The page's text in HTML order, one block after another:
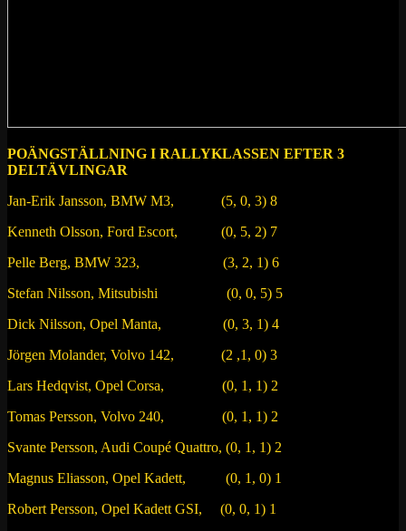
POÄNGSTÄLLNING I RALLYKLASSEN EFTER 3
DELTÄVLINGAR
Jan-Erik Jansson, BMW M3, (5, 0, 3) 8
Kenneth Olsson, Ford Escort, (0, 5, 2) 7
Pelle Berg, BMW 323, (3, 2, 1) 6
Stefan Nilsson, Mitsubishi (0, 0, 5) 5
Dick Nilsson, Opel Manta, (0, 3, 1) 4
Jörgen Molander, Volvo 142, (2 ,1, 0) 3
Lars Hedqvist, Opel Corsa, (0, 1, 1) 2
Tomas Persson, Volvo 240, (0, 1, 1) 2
Svante Persson, Audi Coupé Quattro, (0, 1, 1) 2
Magnus Eliasson, Opel Kadett, (0, 1, 0) 1
Robert Persson, Opel Kadett GSI, (0, 0, 1) 1